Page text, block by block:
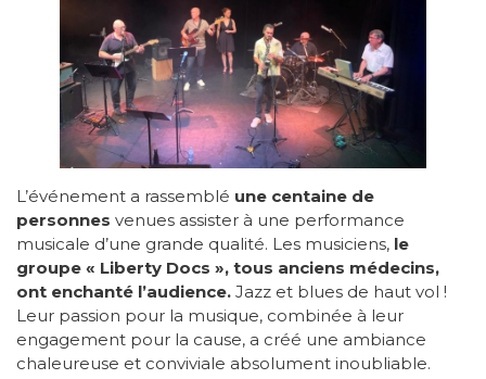
L’événement a rassemblé une centaine de
personnes venues assister à une performance
musicale d’une grande qualité. Les musiciens, le
groupe « Liberty Docs », tous anciens médecins,
ont enchanté l’audience. Jazz et blues de haut vol !
Leur passion pour la musique, combinée à leur
engagement pour la cause, a créé une ambiance
chaleureuse et conviviale absolument inoubliable.